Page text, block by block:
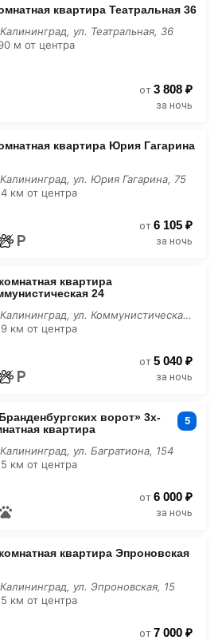
квартира Театральная 36
ул. Театральная, 36
м от центра
от 3 808 ₽
за ночь
квартира Юрия Гагарина
ул. Юрия Гагарина, 75
км от центра
от 6 105 ₽
за ночь
квартира
24
г. Калининград, ул. Коммунистическая, 24
км от центра
от 5 040 ₽
за ночь
ворот» 3х-
квартира
5
ул. Багратиона, 154
км от центра
от 6 000 ₽
за ночь
квартира Эпроновская
ул. Эпроновская, 15
км от центра
от 7 000 ₽